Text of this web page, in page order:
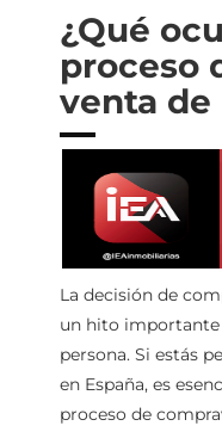
¿Qué
proceso
venta de
La decisión de
un hito importante
persona. Si estás
en España, es
proceso de